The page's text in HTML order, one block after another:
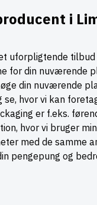
i
uforpligtende tilbud
for din nuværende
din nuværende
se, hvor vi kan
er f.eks.
hvor vi bruger
med de samme
pengepung og